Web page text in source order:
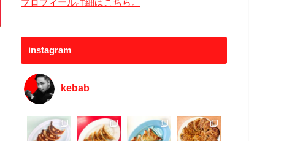
プロフィール詳細はこちら。
instagram
kebab